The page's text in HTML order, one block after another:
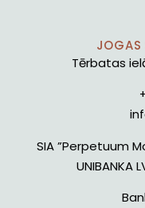
JOGAS
Tērbatas
SIA ”Perpetuum
UNIBANKA